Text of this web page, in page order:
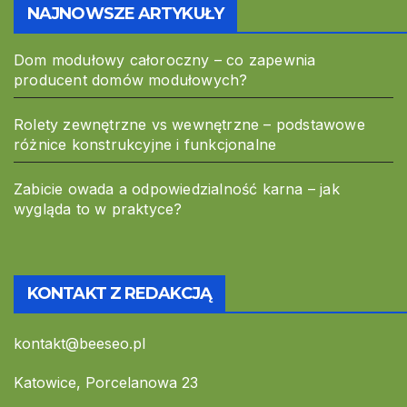
NAJNOWSZE ARTYKUŁY
Dom modułowy całoroczny – co zapewnia
producent domów modułowych?
Rolety zewnętrzne vs wewnętrzne – podstawowe
różnice konstrukcyjne i funkcjonalne
Zabicie owada a odpowiedzialność karna – jak
wygląda to w praktyce?
KONTAKT Z REDAKCJĄ
kontakt@beeseo.pl
Katowice, Porcelanowa 23